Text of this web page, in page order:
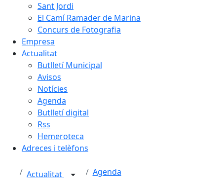
Sant Jordi
El Camí Ramader de Marina
Concurs de Fotografia
Empresa
Actualitat
Butlletí Municipal
Avisos
Notícies
Agenda
Butlletí digital
Rss
Hemeroteca
Adreces i telèfons
Actualitat Agenda